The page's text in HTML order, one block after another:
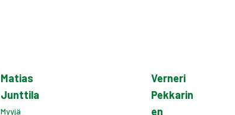
Matias
Junttila
Myyjä
Verneri
Pekkarin
en